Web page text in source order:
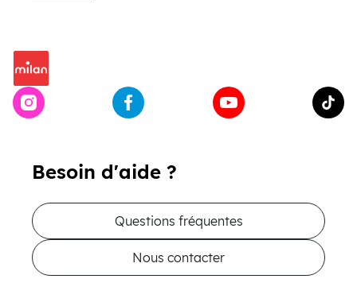
Besoin d'aide ?
Questions fréquentes
Nous contacter